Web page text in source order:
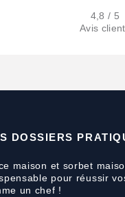
4,8 / 5
Avis
DOSSIERS
maison et sorbet
pour réussir
un chef !